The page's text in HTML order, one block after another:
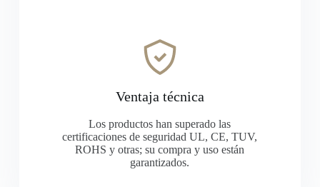
Ventaja técnica
Los productos han superado las
certificaciones de seguridad UL, CE, TUV,
ROHS y otras; su compra y uso están
garantizados.